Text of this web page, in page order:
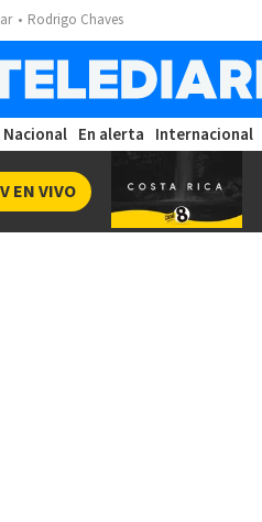
Rodrigo Chaves
Nacional En alerta Internacional
EN VIVO